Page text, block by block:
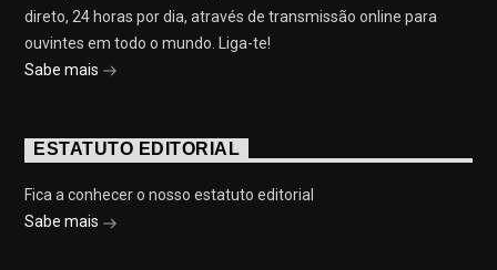
direto, 24 horas por dia, através de transmissão online para
ouvintes em todo o mundo. Liga-te!
Sabe mais
ESTATUTO EDITORIAL
Fica a conhecer o nosso estatuto editorial
Sabe mais